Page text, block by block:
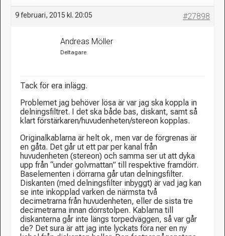
9 februari, 2015 kl. 20:05 #27898
Andreas Möller
Deltagare
Tack för era inlägg.
Problemet jag behöver lösa är var jag ska koppla in
delningsfiltret. I det ska både bas, diskant, samt så
klart förstärkaren/huvudenheten/stereon kopplas.
Originalkablarna är helt ok, men var de förgrenas är
en gåta. Det går ut ett par per kanal från
huvudenheten (stereon) och samma ser ut att dyka
upp från “under golvmattan” till respektive framdörr.
Baselementen i dörrarna går utan delningsfilter.
Diskanten (med delningsfilter inbyggt) är vad jag kan
se inte inkopplad varken de närmsta två
decimetrarna från huvudenheten, eller de sista tre
decimetrarna innan dörrstolpen. Kablarna till
diskanterna går inte längs torpedväggen, så var går
de? Det sura är att jag inte lyckats föra ner en ny